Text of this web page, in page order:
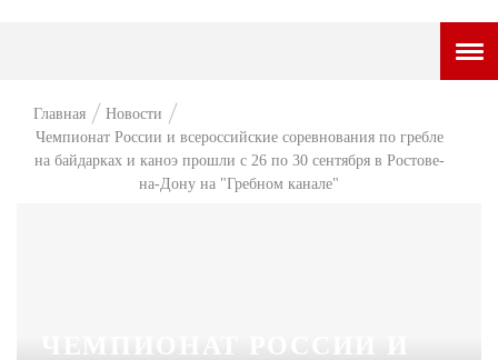
НОВОСТИ
Главная
Новости
Чемпионат России и всероссийские соревнования по гребле
на байдарках и каноэ прошли с 26 по 30 сентября в Ростове-
на-Дону на "Гребном канале"